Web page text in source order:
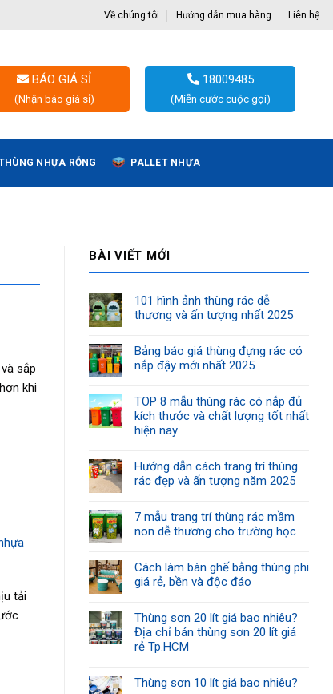
Về chúng tôi Hướng dẫn mua hàng Liên hệ
BÁO GIÁ SỈ
(Nhận báo giá sỉ)
18009485
(Miễn cước cuộc gọi)
NHỰA RỖNG PALLET NHỰA
sắp
khi
tải
BÀI VIẾT MỚI
101 hình ảnh thùng rác dễ
thương và ấn tượng nhất 2025
Bảng báo giá thùng đựng rác có
nắp đậy mới nhất 2025
TOP 8 mẫu thùng rác có nắp đủ
kích thước và chất lượng tốt nhất
hiện nay
Hướng dẫn cách trang trí thùng
rác đẹp và ấn tượng năm 2025
7 mẫu trang trí thùng rác mầm
non dễ thương cho trường học
Cách làm bàn ghế bằng thùng phi
giá rẻ, bền và độc đáo
Thùng sơn 20 lít giá bao nhiêu?
Địa chỉ bán thùng sơn 20 lít giá
rẻ Tp.HCM
Thùng sơn 10 lít giá bao nhiêu?